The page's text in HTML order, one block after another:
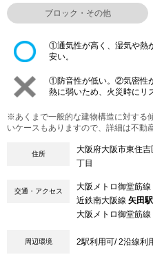
ブロック・その他
①通気性が高く、湿気や熱
安い。
①防音性が低い。②気密性
熱に弱いため、火災時にリ
※あくまで一般的な建物構造に対する
いケースもありますので、詳細は不動
住所
大阪府大阪市東住吉
丁目
交通・アクセス 大阪メトロ御堂筋線
近鉄南大阪線 矢田駅
大阪メトロ御堂筋線
周辺環境 2駅利用可/ 2沿線利